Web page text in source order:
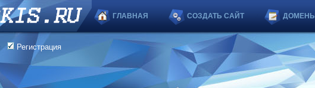
ГЛАВНАЯ СОЗДАТЬ САЙТ ДОМЕНЫ
Регистрация